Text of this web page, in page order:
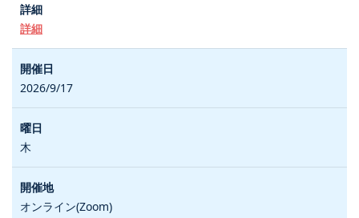
詳細
2026/9/17
木
オンライン(Zoom)